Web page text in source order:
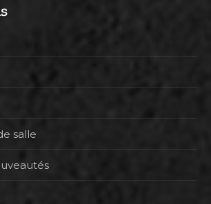
salle